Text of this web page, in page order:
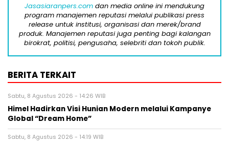
Jasasiaranpers.com dan media online ini mendukung
program manajemen reputasi melalui publikasi press
release untuk institusi, organisasi dan merek/brand
produk. Manajemen reputasi juga penting bagi kalangan
birokrat, politisi, pengusaha, selebriti dan tokoh publik.
BERITA TERKAIT
Sabtu, 8 Agustus 2026 - 14:26 WIB
Himel Hadirkan Visi Hunian Modern melalui Kampanye
Global “Dream Home”
Sabtu, 8 Agustus 2026 - 14:19 WIB